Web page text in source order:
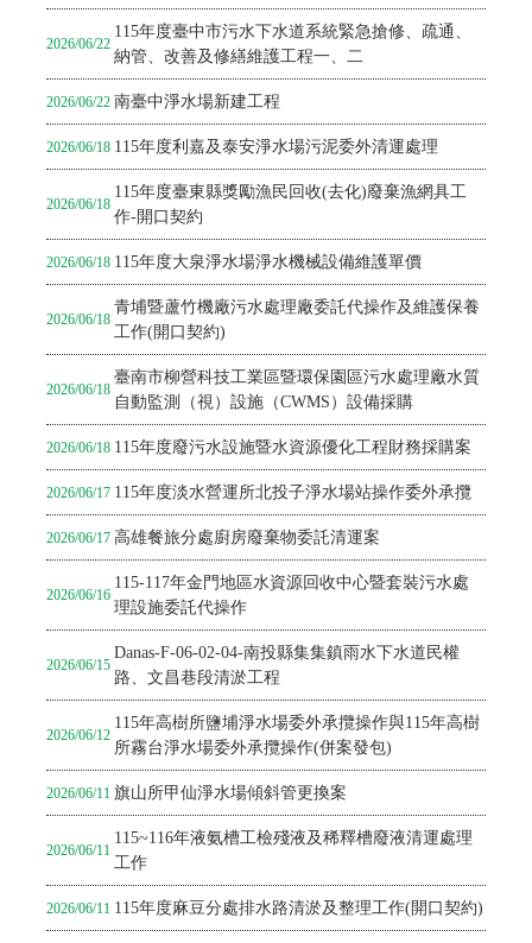
2026/06/22
115年度臺中市污水下水道系統緊急搶修、疏通、
納管、改善及修繕維護工程一、二
2026/06/22 南臺中淨水場新建工程
2026/06/18 115年度利嘉及泰安淨水場污泥委外清運處理
2026/06/18
115年度臺東縣獎勵漁民回收(去化)廢棄漁網具工
作-開口契約
2026/06/18 115年度大泉淨水場淨水機械設備維護單價
2026/06/18
青埔暨蘆竹機廠污水處理廠委託代操作及維護保養
工作(開口契約)
2026/06/18
臺南市柳營科技工業區暨環保園區污水處理廠水質
自動監測（視）設施（CWMS）設備採購
2026/06/18 115年度廢污水設施暨水資源優化工程財務採購案
2026/06/17 115年度淡水營運所北投子淨水場站操作委外承攬
2026/06/17 高雄餐旅分處廚房廢棄物委託清運案
2026/06/16
115-117年金門地區水資源回收中心暨套裝污水處
理設施委託代操作
2026/06/15
Danas-F-06-02-04-南投縣集集鎮雨水下水道民權
路、文昌巷段清淤工程
2026/06/12
115年高樹所鹽埔淨水場委外承攬操作與115年高樹
所霧台淨水場委外承攬操作(併案發包)
2026/06/11 旗山所甲仙淨水場傾斜管更換案
2026/06/11
115~116年液氨槽工檢殘液及稀釋槽廢液清運處理
工作
2026/06/11 115年度麻豆分處排水路清淤及整理工作(開口契約)